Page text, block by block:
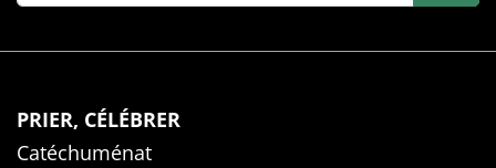
PRIER, CÉLÉBRER
Catéchuménat